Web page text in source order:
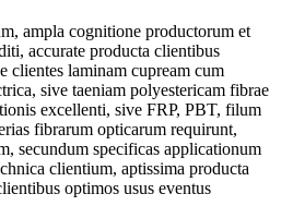
ampla cognitione productorum et
accurate producta clientibus
clientes laminam cupream cum
sive taeniam polyestericam fibrae
excellenti, sive FRP, PBT, filum
fibrarum opticarum requirunt,
secundum specificas applicationum
clientium, aptissima producta
optimos usus eventus